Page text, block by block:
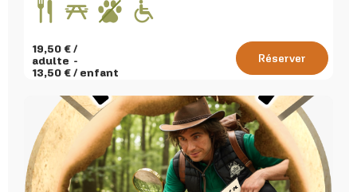
19,50€ /
adulte
13,50€ / enfant
Réserver